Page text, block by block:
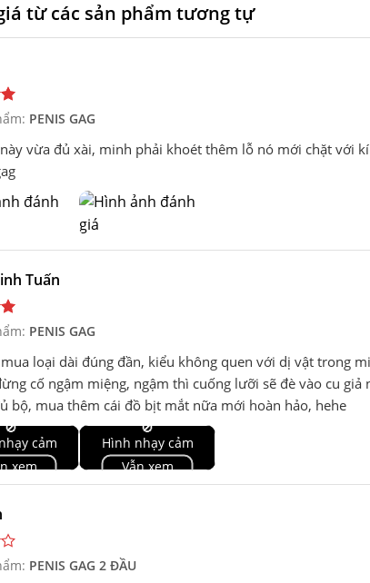
từ các sản phẩm tương tự
PENIS GAG
vừa đủ xài, minh phải khoét thêm lỗ nó mới chặt với
Tuấn
PENIS GAG
loại dài đúng đần, kiểu không quen với dị vật trong
cố ngậm miệng, ngậm thì cuống lưỡi sẽ đè vào cu
bộ, mua thêm cái đồ bịt mắt nữa mới hoàn hảo, hehe
🚫
cảm
xem
🚫
Hình nhạy cảm
Vẫn xem
PENIS GAG 2 ĐẦU